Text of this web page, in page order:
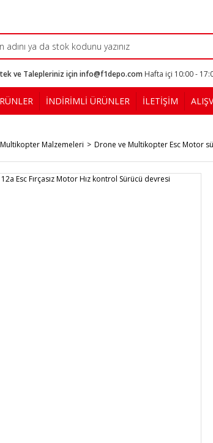
ve Talepleriniz için info@f1depo.com Hafta içi 10:00 -
İNDİRİMLİ ÜRÜNLER İLETİŞİM
Malzemeleri Drone ve Multikopter Esc Motor